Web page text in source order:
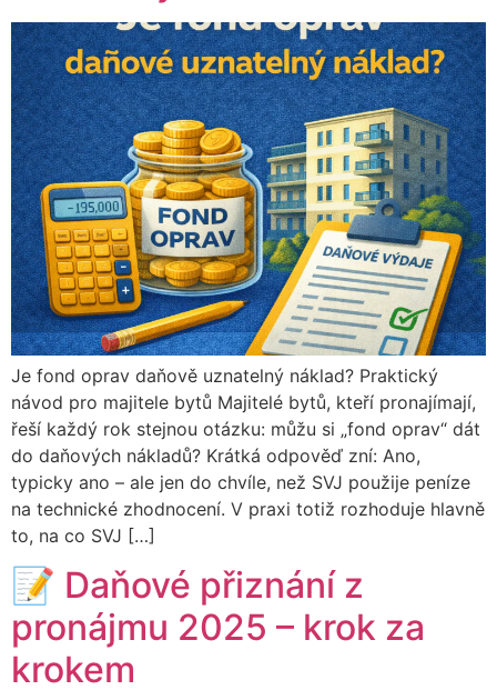
Je fond oprav daňově uznatelný náklad? Praktický
návod pro majitele bytů Majitelé bytů, kteří pronajímají,
řeší každý rok stejnou otázku: můžu si „fond oprav“ dát
do daňových nákladů? Krátká odpověď zní: Ano,
typicky ano – ale jen do chvíle, než SVJ použije peníze
na technické zhodnocení. V praxi totiž rozhoduje hlavně
to, na co SVJ […]
📝 Daňové přiznání z
pronájmu 2025 – krok za
krokem